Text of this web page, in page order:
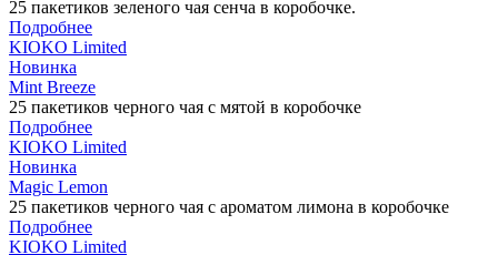
25 пакетиков зеленого чая сенча в коробочке.
Подробнее
KIOKO Limited
Новинка
Mint Breeze
25 пакетиков черного чая с мятой в коробочке
Подробнее
KIOKO Limited
Новинка
Magic Lemon
25 пакетиков черного чая с ароматом лимона в коробочке
Подробнее
KIOKO Limited